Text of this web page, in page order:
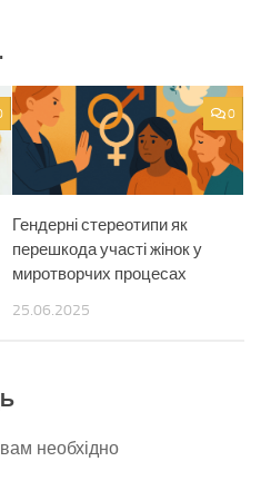
0
Гендерні стереотипи як
перешкода участі жінок у
миротворчих процесах
25.06.2025
необхідно